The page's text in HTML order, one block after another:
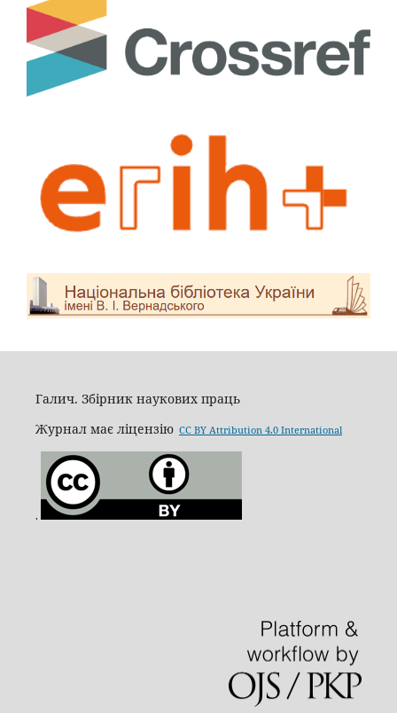
Галич. Збірник наукових праць
Журнал має ліцензію CC BY Attribution 4.0 International
.